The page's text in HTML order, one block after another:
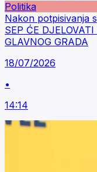
Politika
Nakon potpisivanja
SEP ĆE
GLAVNOG GRADA
18/07/2026
•
14:14